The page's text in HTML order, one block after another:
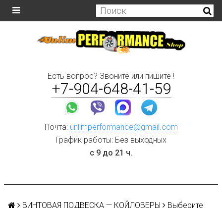
Есть вопрос? Звоните или пишите !
+7-904-648-41-59
Почта: unlimperformance@gmail.com
График работы: Без выходных
с 9 до 21 ч.
ВИНТОВАЯ ПОДВЕСКА — КОЙЛОВЕРЫ
Выберите